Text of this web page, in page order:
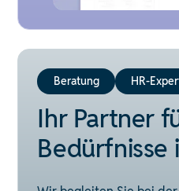
Beratung HR-
Ihr Partner
Bedürfnisse